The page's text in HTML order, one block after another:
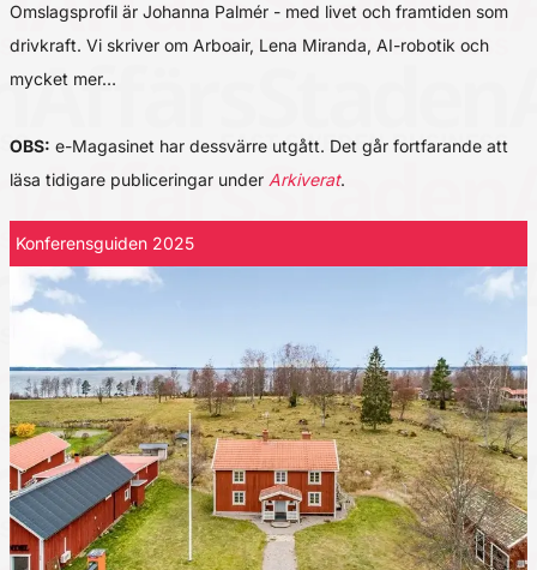
Omslagsprofil är Johanna Palmér - med livet och framtiden som
drivkraft. Vi skriver om Arboair, Lena Miranda, AI-robotik och
mycket mer…
OBS: e-Magasinet har dessvärre utgått. Det går fortfarande att
läsa tidigare publiceringar under Arkiverat.
Konferensguiden 2025